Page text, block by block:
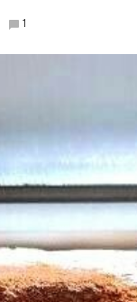
1